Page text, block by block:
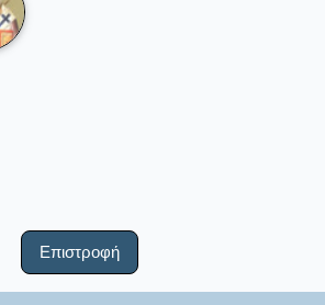
Επιστροφή